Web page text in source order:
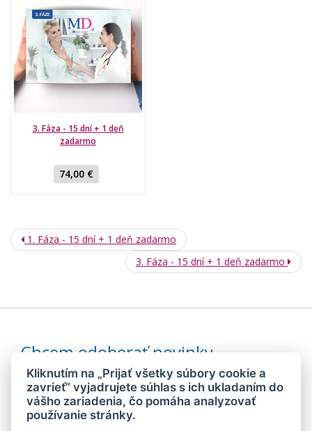
3. Fáza - 15 dní + 1 deň
zadarmo
74,00 €
1. Fáza - 15 dní + 1 deň zadarmo
3. Fáza - 15 dní + 1 deň zadarmo
Chcem odoberať novinky
Odoslaním súhlasím sospracovaním mojich osobných údajov
Kliknutím na „Prijať všetky súbory cookie a
zavrieť“ vyjadrujete súhlas s ich ukladaním do
vášho zariadenia, čo pomáha analyzovať
používanie stránky.